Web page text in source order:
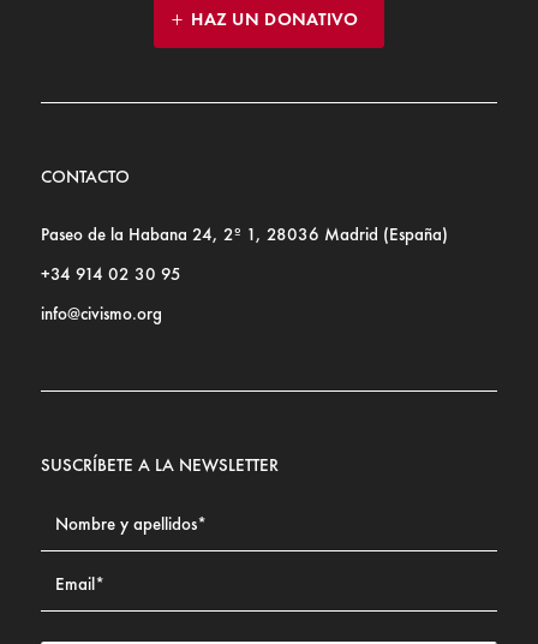
HAZ UN DONATIVO
CONTACTO
Paseo de la Habana 24, 2º 1, 28036 Madrid (España)
+34 914 02 30 95
info@civismo.org
SUSCRÍBETE A LA NEWSLETTER